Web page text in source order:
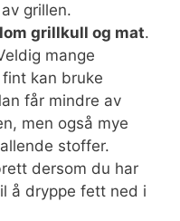
grillen.
grillkull og mat.
mange
kan bruke
får mindre av
men også mye
stoffer.
dersom du har
å dryppe fett ned i